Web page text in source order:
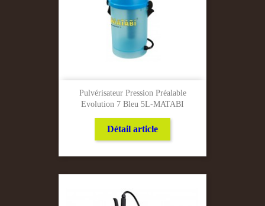
Pulvérisateur Pression Préalable
Evolution 7 Bleu 5L-MATABI
Détail article